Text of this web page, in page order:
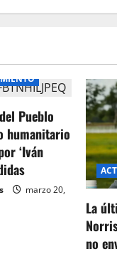
Pueblo
humanitario
‘Iván
marzo 20,
La
no